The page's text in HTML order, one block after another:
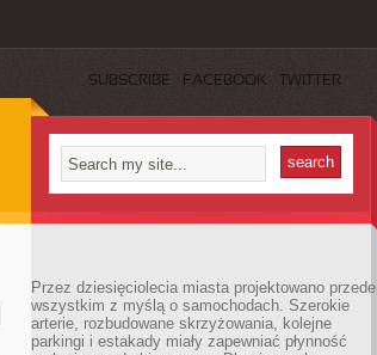
SUBSCRIBE FACEBOOK TWITTER
Przez dziesięciolecia miasta projektowano przede
wszystkim z myślą o samochodach. Szerokie
arterie, rozbudowane skrzyżowania, kolejne
parkingi i estakady miały zapewniać płynność